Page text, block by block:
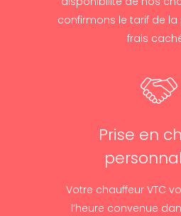
confirmons le tarif de
frais
Prise en
Votre chauffeur VTC
l’heure convenue